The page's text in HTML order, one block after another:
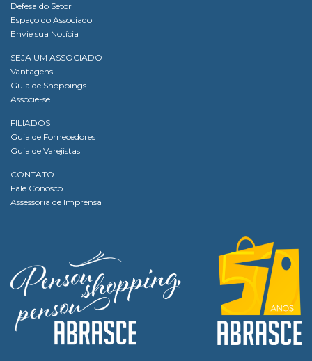
Defesa do Setor
Espaço do Associado
Envie sua Notícia
SEJA UM ASSOCIADO
Vantagens
Guia de Shoppings
Associe-se
FILIADOS
Guia de Fornecedores
Guia de Varejistas
CONTATO
Fale Conosco
Assessoria de Imprensa